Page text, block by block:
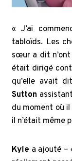
« J’ai
tabloïds. Les
sœur a dit
était dirigé
qu’elle avait
Sutton
du moment où
il n’était même
Kyle a ajouté –